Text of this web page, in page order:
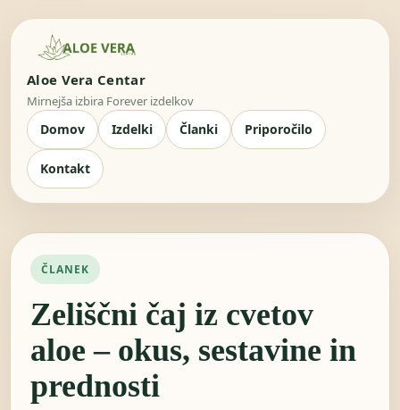
Aloe Vera Centar
Mirnejša izbira Forever izdelkov
Domov Izdelki Članki Priporočilo
Kontakt
ČLANEK
Zeliščni čaj iz cvetov
aloe – okus, sestavine in
prednosti